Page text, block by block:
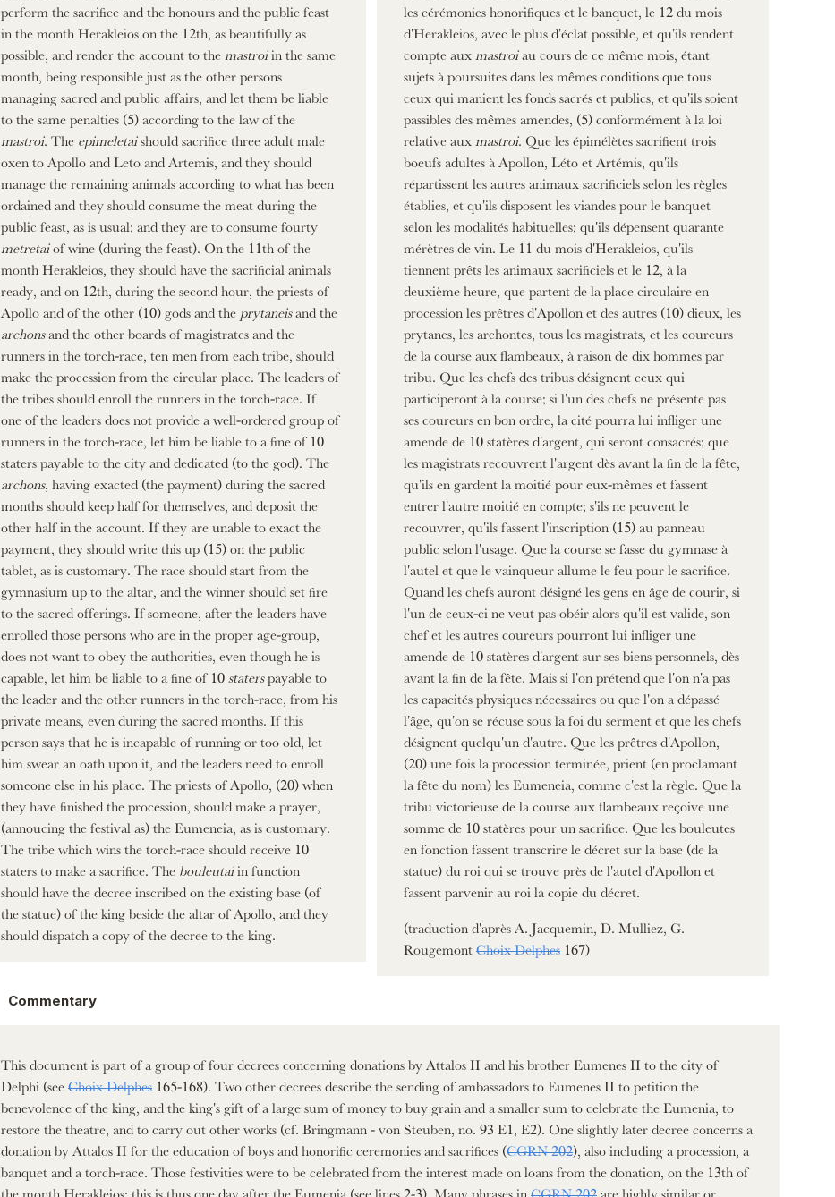
perform the sacrifice and the honours and the public feast
in the month Herakleios on the 12th, as beautifully as
possible, and render the account to the mastroiin the same
month, being responsible just as the other persons
managing sacred and public affairs, and let them be liable
to the same penalties (5) according to the law of the
mastroi. The epimeletaishould sacrifice three adult male
oxen to Apollo and Leto and Artemis, and they should
manage the remaining animals according to what has been
ordained and they should consume the meat during the
public feast, as is usual; and they are to consume fourty
metretaiof wine (during the feast). On the 11th of the
month Herakleios, they should have the sacrificial animals
ready, and on 12th, during the second hour, the priests of
Apollo and of the other (10) gods and the prytaneisand the
archonsand the other boards of magistrates and the
runners in the torch-race, ten men from each tribe, should
make the procession from the circular place. The leaders of
the tribes should enroll the runners in the torch-race. If
one of the leaders does not provide a well-ordered group of
runners in the torch-race, let him be liable to a fine of 10
staters payable to the city and dedicated (to the god). The
archons, having exacted (the payment) during the sacred
months should keep half for themselves, and deposit the
other half in the account. If they are unable to exact the
payment, they should write this up (15) on the public
tablet, as is customary. The race should start from the
gymnasium up to the altar, and the winner should set fire
to the sacred offerings. If someone, after the leaders have
enrolled those persons who are in the proper age-group,
does not want to obey the authorities, even though he is
capable, let him be liable to a fine of 10 staterspayable to
the leader and the other runners in the torch-race, from his
private means, even during the sacred months. If this
person says that he is incapable of running or too old, let
him swear an oath upon it, and the leaders need to enroll
someone else in his place. The priests of Apollo, (20) when
they have finished the procession, should make a prayer,
(annoucing the festival as) the Eumeneia, as is customary.
The tribe which wins the torch-race should receive 10
staters to make a sacrifice. The bouleutaiin function
should have the decree inscribed on the existing base (of
the statue) of the king beside the altar of Apollo, and they
should dispatch a copy of the decree to the king.
les cérémonies honorifiques et le banquet, le 12 du mois
d'Herakleios, avec le plus d'éclat possible, et qu'ils rendent
compte aux mastroiau cours de ce même mois, étant
sujets à poursuites dans les mêmes conditions que tous
ceux qui manient les fonds sacrés et publics, et qu'ils soient
passibles des mêmes amendes, (5) conformément à la loi
relative aux mastroi. Que les épimélètes sacrifient trois
boeufs adultes à Apollon, Léto et Artémis, qu'ils
répartissent les autres animaux sacrificiels selon les règles
établies, et qu'ils disposent les viandes pour le banquet
selon les modalités habituelles; qu'ils dépensent quarante
mérètres de vin. Le 11 du mois d'Herakleios, qu'ils
tiennent prêts les animaux sacrificiels et le 12, à la
deuxième heure, que partent de la place circulaire en
procession les prêtres d'Apollon et des autres (10) dieux, les
prytanes, les archontes, tous les magistrats, et les coureurs
de la course aux flambeaux, à raison de dix hommes par
tribu. Que les chefs des tribus désignent ceux qui
participeront à la course; si l'un des chefs ne présente pas
ses coureurs en bon ordre, la cité pourra lui infliger une
amende de 10 statères d'argent, qui seront consacrés; que
les magistrats recouvrent l'argent dès avant la fin de la fête,
qu'ils en gardent la moitié pour eux-mêmes et fassent
entrer l'autre moitié en compte; s'ils ne peuvent le
recouvrer, qu'ils fassent l'inscription (15) au panneau
public selon l'usage. Que la course se fasse du gymnase à
l'autel et que le vainqueur allume le feu pour le sacrifice.
Quand les chefs auront désigné les gens en âge de courir, si
l'un de ceux-ci ne veut pas obéir alors qu'il est valide, son
chef et les autres coureurs pourront lui infliger une
amende de 10 statères d'argent sur ses biens personnels, dès
avant la fin de la fête. Mais si l'on prétend que l'on n'a pas
les capacités physiques nécessaires ou que l'on a dépassé
l'âge, qu'on se récuse sous la foi du serment et que les chefs
désignent quelqu'un d'autre. Que les prêtres d'Apollon,
(20) une fois la procession terminée, prient (en proclamant
la fête du nom) les Eumeneia, comme c'est la règle. Que la
tribu victorieuse de la course aux flambeaux reçoive une
somme de 10 statères pour un sacrifice. Que les bouleutes
en fonction fassent transcrire le décret sur la base (de la
statue) du roi qui se trouve près de l'autel d'Apollon et
fassent parvenir au roi la copie du décret.
(traduction d'après A. Jacquemin, D. Mulliez, G.
Rougemont Choix Delphes 167)
Commentary
This document is part of a group of four decrees concerning donations by Attalos II and his brother Eumenes II to the city of
Delphi (see Choix Delphes 165-168). Two other decrees describe the sending of ambassadors to Eumenes II to petition the
benevolence of the king, and the king's gift of a large sum of money to buy grain and a smaller sum to celebrate the Eumenia, to
restore the theatre, and to carry out other works (cf. Bringmann - von Steuben, no. 93 E1, E2). One slightly later decree concerns a
donation by Attalos II for the education of boys and honorific ceremonies and sacrifices (CGRN 202), also including a procession, a
banquet and a torch-race. Those festivities were to be celebrated from the interest made on loans from the donation, on the 13th of
the month Herakleios: this is thus one day after the Eumenia (see lines 2-3). Many phrases in CGRN 202 are highly similar or